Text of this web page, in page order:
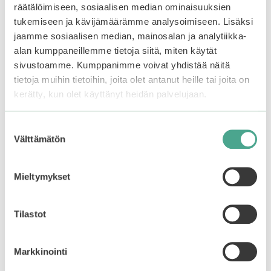
räätälöimiseen, sosiaalisen median ominaisuuksien
tukemiseen ja kävijämäärämme analysoimiseen. Lisäksi
jaamme sosiaalisen median, mainosalan ja analytiikka-
alan kumppaneillemme tietoja siitä, miten käytät
sivustoamme. Kumppanimme voivat yhdistää näitä
tietoja muihin tietoihin, joita olet antanut heille tai joita on
kerätty, kun olet käyttänyt heidän palvelujaan.
valinta
Välttämätön
Mieltymykset
Tilastot
Markkinointi
Mizon | Vita Lemon
Sparkling Peeling Gel
4.96
5:stä
21,90
Varasto loppu.Liity
odotuslistalle tästä, niin
tuote on jälleen
Holika Holika | Wonder
Drawing Skinny
Eyebrow
4.38
7,12€ – 8,90€Hintaluokka:
7,12€
8,90€
Valitse vaihtoehdoista
sivulla.